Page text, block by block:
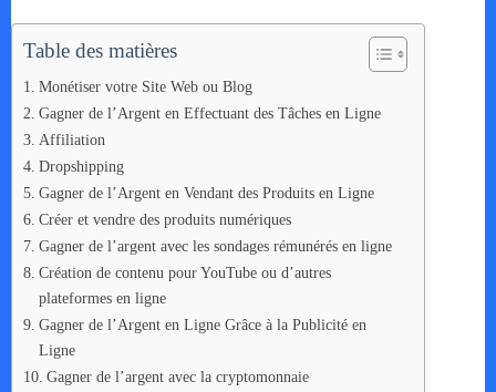
Table des matières
Monétiser votre Site Web ou Blog
Gagner de l’Argent en Effectuant des Tâches en Ligne
Affiliation
Dropshipping
Gagner de l’Argent en Vendant des Produits en Ligne
Créer et vendre des produits numériques
Gagner de l’argent avec les sondages rémunérés en ligne
Création de contenu pour YouTube ou d’autres
plateformes en ligne
Gagner de l’Argent en Ligne Grâce à la Publicité en
Ligne
Gagner de l’argent avec la cryptomonnaie